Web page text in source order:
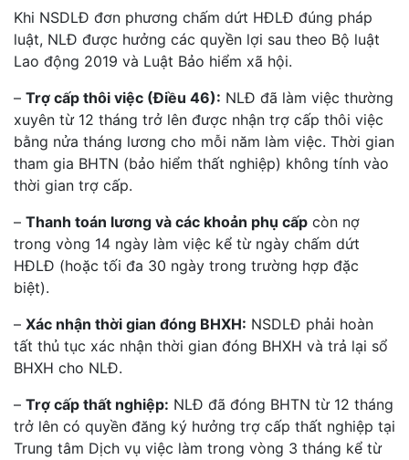
Khi NSDLĐ đơn phương chấm dứt HĐLĐ đúng pháp
luật, NLĐ được hưởng các quyền lợi sau theo Bộ luật
Lao động 2019 và Luật Bảo hiểm xã hội.
– Trợ cấp thôi việc (Điều 46): NLĐ đã làm việc thường
xuyên từ 12 tháng trở lên được nhận trợ cấp thôi việc
bằng nửa tháng lương cho mỗi năm làm việc. Thời gian
tham gia BHTN (bảo hiểm thất nghiệp) không tính vào
thời gian trợ cấp.
– Thanh toán lương và các khoản phụ cấp còn nợ
trong vòng 14 ngày làm việc kể từ ngày chấm dứt
HĐLĐ (hoặc tối đa 30 ngày trong trường hợp đặc
biệt).
– Xác nhận thời gian đóng BHXH: NSDLĐ phải hoàn
tất thủ tục xác nhận thời gian đóng BHXH và trả lại sổ
BHXH cho NLĐ.
– Trợ cấp thất nghiệp: NLĐ đã đóng BHTN từ 12 tháng
trở lên có quyền đăng ký hưởng trợ cấp thất nghiệp tại
Trung tâm Dịch vụ việc làm trong vòng 3 tháng kể từ